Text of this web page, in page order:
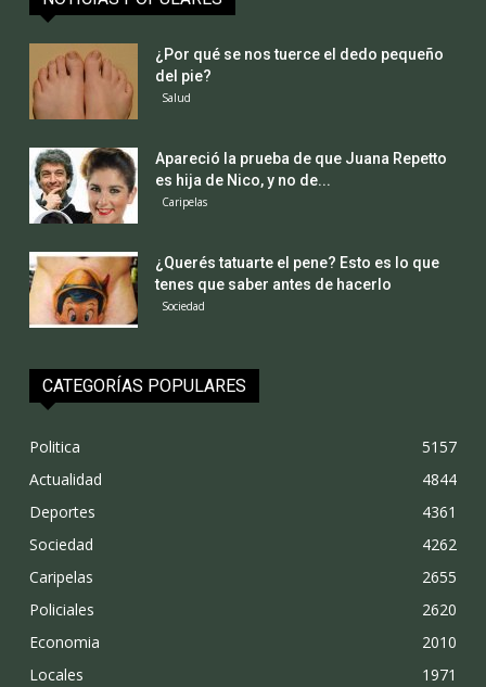
¿Por qué se nos tuerce el dedo pequeño
del pie?
Salud
Apareció la prueba de que Juana Repetto
es hija de Nico, y no de...
Caripelas
¿Querés tatuarte el pene? Esto es lo que
tenes que saber antes de hacerlo
Sociedad
CATEGORÍAS POPULARES
Politica
5157
Actualidad
4844
Deportes
4361
Sociedad
4262
Caripelas
2655
Policiales
2620
Economia
2010
Locales
1971